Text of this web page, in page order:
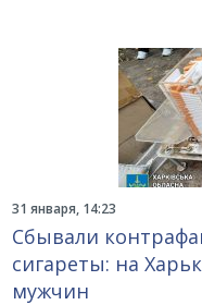
31 января, 14:23
Сбывали
сигареты: на
мужчин